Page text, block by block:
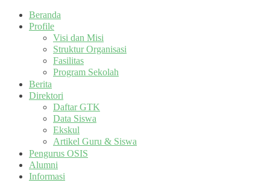
Beranda
Profile
Visi dan Misi
Struktur Organisasi
Fasilitas
Program Sekolah
Berita
Direktori
Daftar GTK
Data Siswa
Ekskul
Artikel Guru & Siswa
Pengurus OSIS
Alumni
Informasi